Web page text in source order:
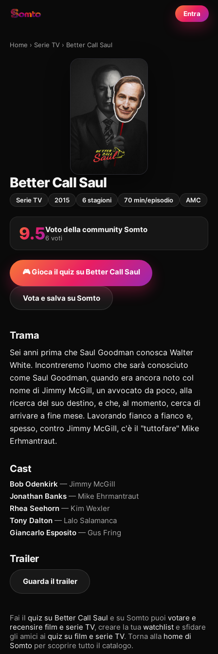
Entra
Home › Serie TV › Better Call Saul
Better Call Saul
Serie TV 2015 6 stagioni 70 min/episodio AMC
9.5Voto della community Somto
6 voti
🎮 Gioca il quiz su Better Call Saul
Vota e salva su Somto
Trama
Sei anni prima che Saul Goodman conosca Walter
White. Incontreremo l'uomo che sarà conosciuto
come Saul Goodman, quando era ancora noto col
nome di Jimmy McGill, un avvocato da poco, alla
ricerca del suo destino, e che, al momento, cerca di
arrivare a fine mese. Lavorando fianco a fianco e,
spesso, contro Jimmy McGill, c'è il "tuttofare" Mike
Erhmantraut.
Cast
Bob Odenkirk — Jimmy McGill
Jonathan Banks — Mike Ehrmantraut
Rhea Seehorn — Kim Wexler
Tony Dalton — Lalo Salamanca
Giancarlo Esposito — Gus Fring
Trailer
Guarda il trailer
Fai il quiz su Better Call Saul e su Somto puoi votare e
recensire film e serie TV, creare la tua watchlist e sfidare
gli amici ai quiz su film e serie TV. Torna alla home di
Somto per scoprire tutto il catalogo.